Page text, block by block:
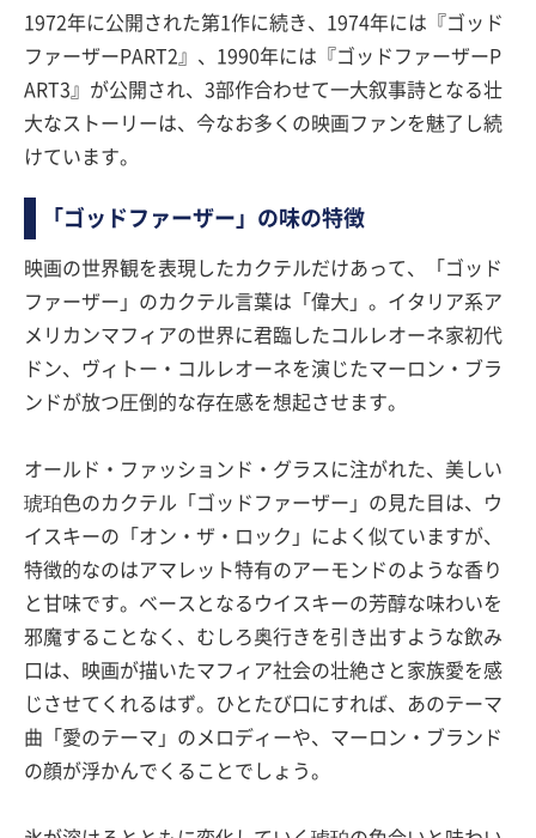
1972年に公開された第1作に続き、1974年には『ゴッド
ファーザーPART2』、1990年には『ゴッドファーザーP
ART3』が公開され、3部作合わせて一大叙事詩となる壮
大なストーリーは、今なお多くの映画ファンを魅了し続
けています。
「ゴッドファーザー」の味の特徴
映画の世界観を表現したカクテルだけあって、「ゴッド
ファーザー」のカクテル言葉は「偉大」。イタリア系ア
メリカンマフィアの世界に君臨したコルレオーネ家初代
ドン、ヴィトー・コルレオーネを演じたマーロン・ブラ
ンドが放つ圧倒的な存在感を想起させます。
オールド・ファッションド・グラスに注がれた、美しい
琥珀色のカクテル「ゴッドファーザー」の見た目は、ウ
イスキーの「オン・ザ・ロック」によく似ていますが、
特徴的なのはアマレット特有のアーモンドのような香り
と甘味です。ベースとなるウイスキーの芳醇な味わいを
邪魔することなく、むしろ奥行きを引き出すような飲み
口は、映画が描いたマフィア社会の壮絶さと家族愛を感
じさせてくれるはず。ひとたび口にすれば、あのテーマ
曲「愛のテーマ」のメロディーや、マーロン・ブランド
の顔が浮かんでくることでしょう。